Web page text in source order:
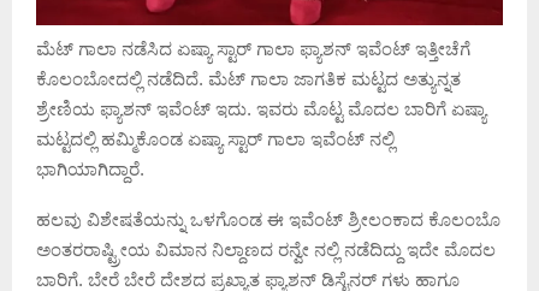
ಮೆಟ್ ಗಾಲಾ ನಡೆಸಿದ ಏಷ್ಯಾ ಸ್ಟಾರ್ ಗಾಲಾ ಫ್ಯಾಶನ್ ಇವೆಂಟ್ ಇತ್ತೀಚೆಗೆ
ಕೊಲಂಬೋದಲ್ಲಿ ನಡೆದಿದೆ. ಮೆಟ್ ಗಾಲಾ ಜಾಗತಿಕ ಮಟ್ಟದ ಅತ್ಯುನ್ನತ
ಶ್ರೇಣಿಯ ಫ್ಯಾಶನ್ ಇವೆಂಟ್ ಇದು. ಇವರು ಮೊಟ್ಟ ಮೊದಲ ಬಾರಿಗೆ ಏಷ್ಯಾ
ಮಟ್ಟದಲ್ಲಿ ಹಮ್ಮಿಕೊಂಡ ಏಷ್ಯಾ ಸ್ಟಾರ್ ಗಾಲಾ ಇವೆಂಟ್ ನಲ್ಲಿ
ಭಾಗಿಯಾಗಿದ್ದಾರೆ.
ಹಲವು ವಿಶೇಷತೆಯನ್ನು ಒಳಗೊಂಡ ಈ ಇವೆಂಟ್ ಶ್ರೀಲಂಕಾದ ಕೊಲಂಬೊ
ಅಂತರರಾಷ್ಟ್ರೀಯ ವಿಮಾನ ನಿಲ್ದಾಣದ ರನ್ವೇ ನಲ್ಲಿ ನಡೆದಿದ್ದು ಇದೇ ಮೊದಲ
ಬಾರಿಗೆ. ಬೇರೆ ಬೇರೆ ದೇಶದ ಪ್ರಖ್ಯಾತ ಫ್ಯಾಶನ್ ಡಿಸೈನರ್ ಗಳು ಹಾಗೂ